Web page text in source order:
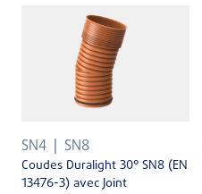
SN4 SN8
Coudes Duralight 30° SN8 (EN
13476-3) avec Joint